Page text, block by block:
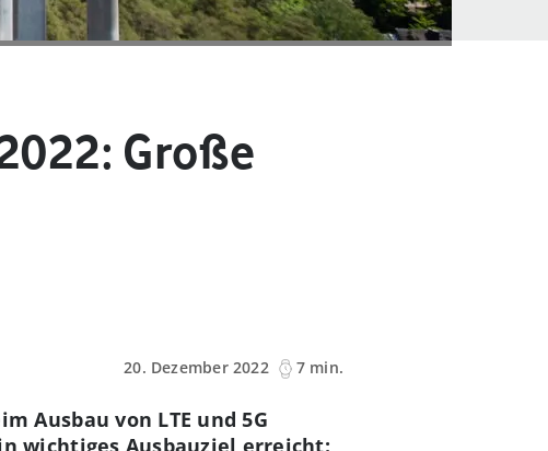
Große
20. Dezember 2022
7 min.
Ausbau von LTE und 5G
wichtiges Ausbauziel erreicht: